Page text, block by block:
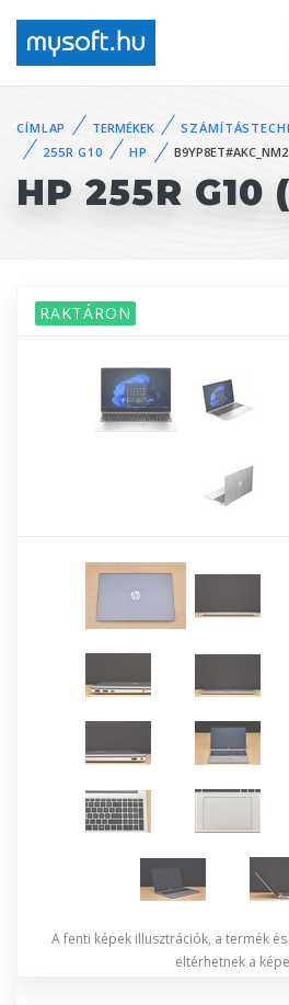
CÍMLAP TERMÉKEK
255R G10
HP
HP 255R G10
RAKTÁRON
A fenti képek illusztrációk, a termék
eltérhetnek a